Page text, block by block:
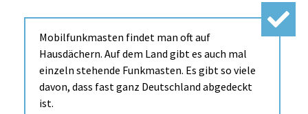
Mobilfunkmasten findet man oft auf
Hausdächern. Auf dem Land gibt es auch mal
einzeln stehende Funkmasten. Es gibt so viele
davon, dass fast ganz Deutschland abgedeckt
ist.